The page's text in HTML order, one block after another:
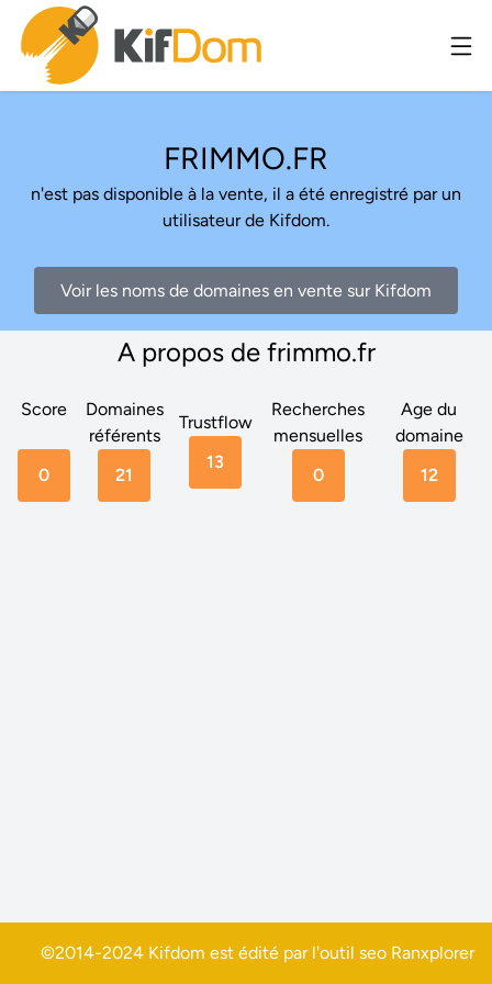
FRIMMO.FR
n'est pas disponible à la vente, il a été enregistré par un
utilisateur de Kifdom.
Voir les noms de domaines en vente sur Kifdom
A propos de frimmo.fr
Score
0
Domaines
référents
21
Trustflow
13
Recherches
mensuelles
0
Age du
domaine
12
©2014-2024 Kifdom est édité par l'outil seo Ranxplorer